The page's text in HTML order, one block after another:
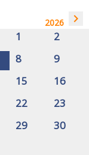
2026 navigate_next
1
2
8
9
15
16
22
23
29
30